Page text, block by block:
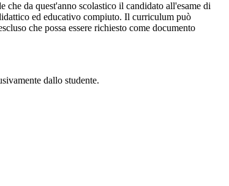
da quest'anno scolastico il candidato all'esame di
ed educativo compiuto. Il curriculum può
che possa essere richiesto come documento
dallo studente.